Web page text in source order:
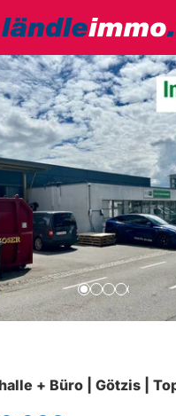
+ Büro | Götzis |